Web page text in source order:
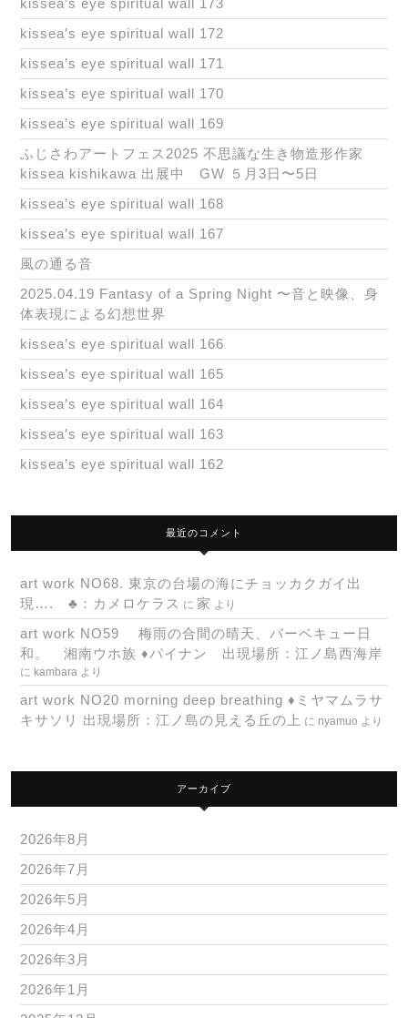
kissea’s eye spiritual wall 173
kissea’s eye spiritual wall 172
kissea’s eye spiritual wall 171
kissea’s eye spiritual wall 170
kissea’s eye spiritual wall 169
ふじさわアートフェス2025 不思議な生き物造形作家
kissea kishikawa 出展中 GW ５月3日〜5日
kissea’s eye spiritual wall 168
kissea’s eye spiritual wall 167
風の通る音
2025.04.19 Fantasy of a Spring Night 〜音と映像、身
体表現による幻想世界
kissea’s eye spiritual wall 166
kissea’s eye spiritual wall 165
kissea’s eye spiritual wall 164
kissea’s eye spiritual wall 163
kissea’s eye spiritual wall 162
最近のコメント
art work NO68. 東京の台場の海にチョッカクガイ出
現…. ♣：カメロケラス に 家 より
art work NO59 梅雨の合間の晴天、バーベキュー日
和。 湘南ウホ族 ♦パイナン 出現場所：江ノ島西海岸
に kambara より
art work NO20 morning deep breathing ♦ミヤマムラサ
キサソリ 出現場所：江ノ島の見える丘の上 に nyamuo より
アーカイブ
2026年8月
2026年7月
2026年5月
2026年4月
2026年3月
2026年1月